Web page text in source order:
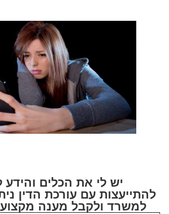
יש לי את הכלים והידע
להתייעצות עם עורכת הדין
למשרד ולקבל מענה